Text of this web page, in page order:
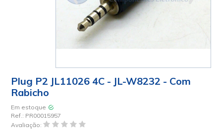
Plug P2 JL11026 4C - JL-W8232 - Com
Rabicho
Em estoque
Ref.: PR00015957
Avaliação: